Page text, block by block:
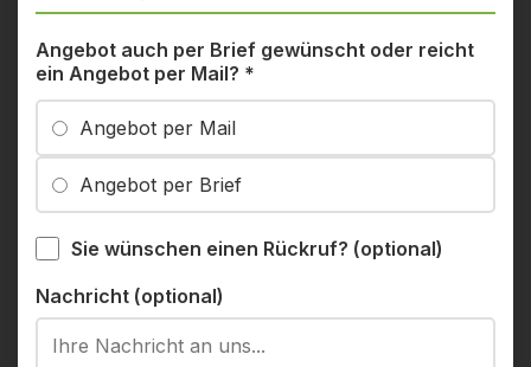
Angebot auch per Brief gewünscht oder reicht
ein Angebot per Mail? *
Angebot per Mail
Angebot per Brief
Sie wünschen einen Rückruf? (optional)
Nachricht (optional)